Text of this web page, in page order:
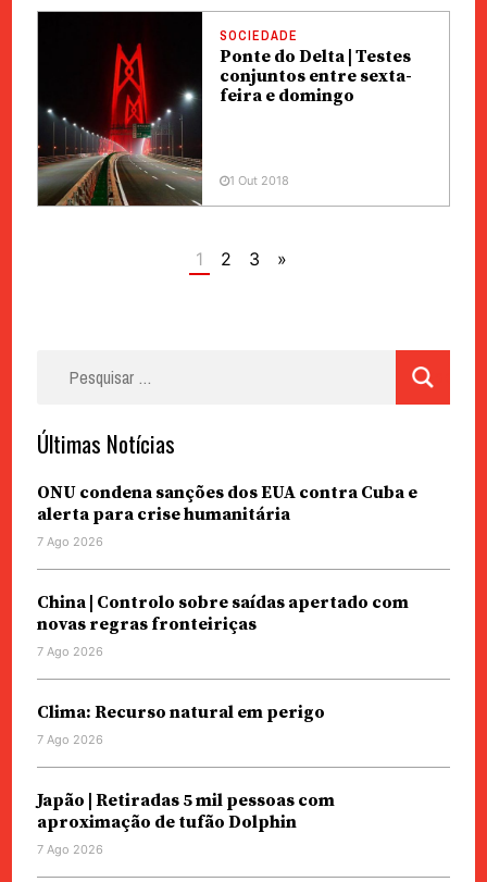
SOCIEDADE
Ponte do Delta | Testes
conjuntos entre sexta-
feira e domingo
1 Out 2018
1 2 3 »
Últimas Notícias
ONU condena sanções dos EUA contra Cuba e
alerta para crise humanitária
7 Ago 2026
China | Controlo sobre saídas apertado com
novas regras fronteiriças
7 Ago 2026
Clima: Recurso natural em perigo
7 Ago 2026
Japão | Retiradas 5 mil pessoas com
aproximação de tufão Dolphin
7 Ago 2026